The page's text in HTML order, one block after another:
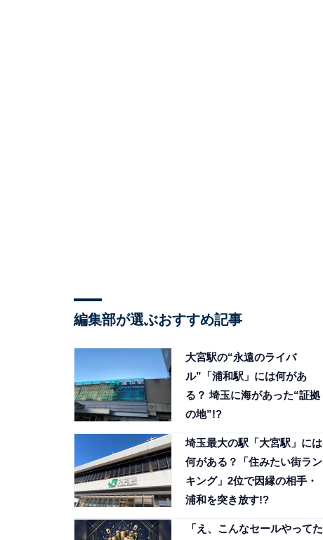
編集部が選ぶおすすめ記事
大宮駅の“永遠のライバ
ル”「浦和駅」には何があ
る？ 埼玉に海があった“証拠
の地”!?
埼玉最大の駅「大宮駅」には
何がある？「住みたい街ラン
キング」2位で因縁の相手・
浦和を突き放す!?
「え、こんなセールやってた